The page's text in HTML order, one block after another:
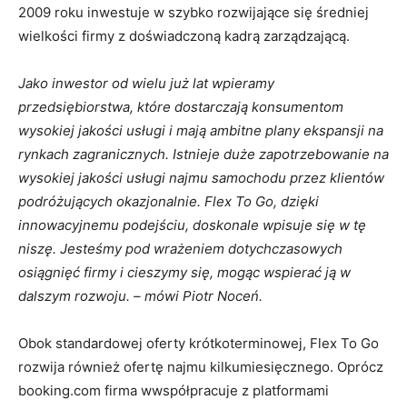
2009 roku inwestuje w szybko rozwijające się średniej
wielkości firmy z doświadczoną kadrą zarządzającą.
Jako inwestor od wielu już lat wpieramy
przedsiębiorstwa, które dostarczają konsumentom
wysokiej jakości usługi i mają ambitne plany ekspansji na
rynkach zagranicznych. Istnieje duże zapotrzebowanie na
wysokiej jakości usługi najmu samochodu przez klientów
podróżujących okazjonalnie. Flex To Go, dzięki
innowacyjnemu podejściu, doskonale wpisuje się w tę
niszę. Jesteśmy pod wrażeniem dotychczasowych
osiągnięć firmy i cieszymy się, mogąc wspierać ją w
dalszym rozwoju. – mówi Piotr Noceń.
Obok standardowej oferty krótkoterminowej, Flex To Go
rozwija również ofertę najmu kilkumiesięcznego. Oprócz
booking.com firma wwspółpracuje z platformami